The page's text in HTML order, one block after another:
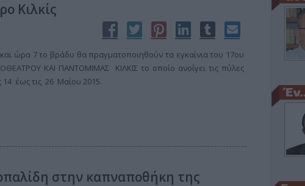
Κιλκίς
ώρα 7 το βράδυ θα πραγματοποιηθούν τα εγκαίνια του 17ου
ΚΑΙ ΠΑΝΤΟΜΙΜΑΣ ΚΙΛΚΙΣ το οποίο ανοίγει τις πύλες
14 έως τις 26 Μαίου 2015.
στην καπναποθήκη της